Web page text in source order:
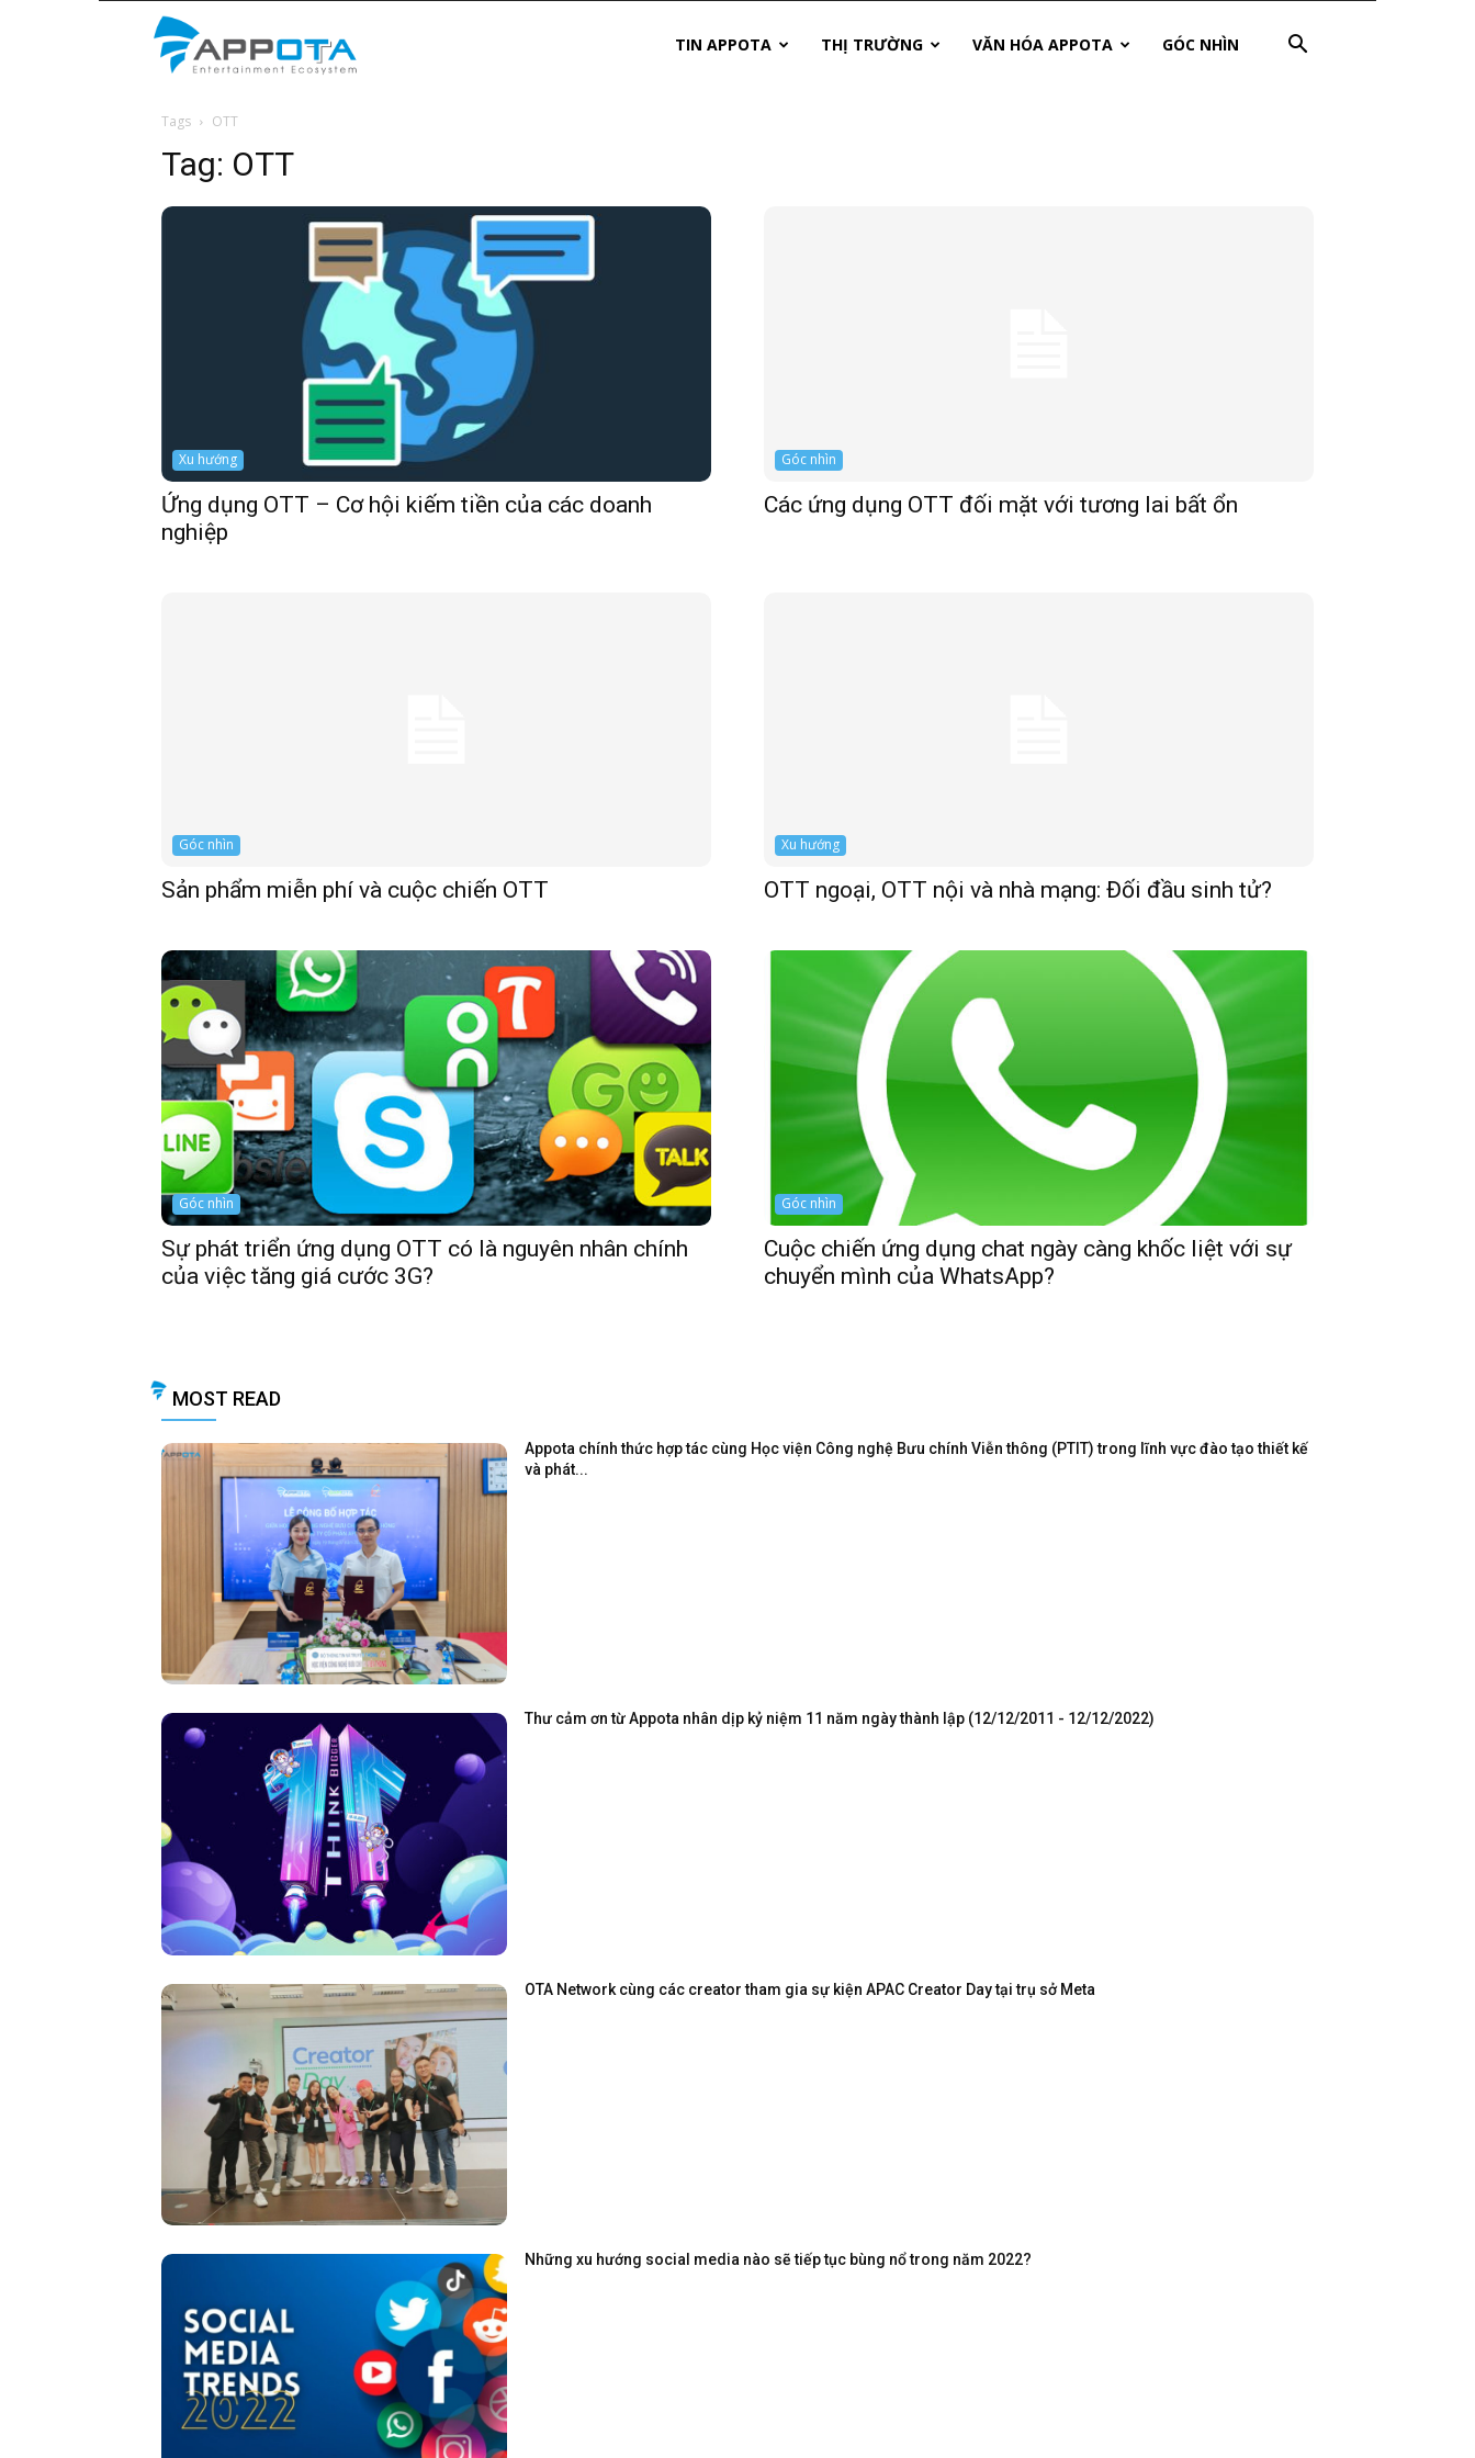
TIN APPOTA THỊ TRƯỜNG VĂN HÓA APPOTA GÓC NHÌN
Tags OTT
Tag: OTT
Xu hướng
Ứng dụng OTT – Cơ hội kiếm tiền của các doanh
nghiệp
Góc nhìn
Các ứng dụng OTT đối mặt với tương lai bất ổn
Góc nhìn
Sản phẩm miễn phí và cuộc chiến OTT
Xu hướng
OTT ngoại, OTT nội và nhà mạng: Đối đầu sinh tử?
Góc nhìn
Sự phát triển ứng dụng OTT có là nguyên nhân chính
của việc tăng giá cước 3G?
Góc nhìn
Cuộc chiến ứng dụng chat ngày càng khốc liệt với sự
chuyển mình của WhatsApp?
MOST READ
Appota chính thức hợp tác cùng Học viện Công nghệ Bưu chính Viễn thông (PTIT) trong lĩnh vực đào tạo thiết kế
và phát...
Thư cảm ơn từ Appota nhân dịp kỷ niệm 11 năm ngày thành lập (12/12/2011 - 12/12/2022)
OTA Network cùng các creator tham gia sự kiện APAC Creator Day tại trụ sở Meta
Những xu hướng social media nào sẽ tiếp tục bùng nổ trong năm 2022?